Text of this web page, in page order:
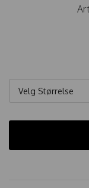
Velg Størrelse